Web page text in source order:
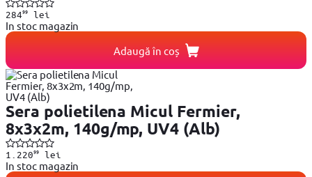
28499lei
In stoc magazin
Adaugă în coș
Sera polietilena Micul Fermier,
8x3x2m, 140g/mp, UV4 (Alb)
1.22099lei
In stoc magazin